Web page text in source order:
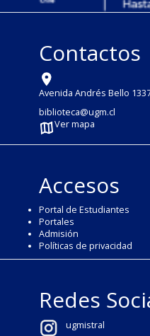
Contactos
Avenida Andrés Bello
biblioteca@ugm.cl
Ver mapa
Accesos
Portal de Estudiantes
Portales
Admisión
Políticas de privacidad
Redes
ugmistral